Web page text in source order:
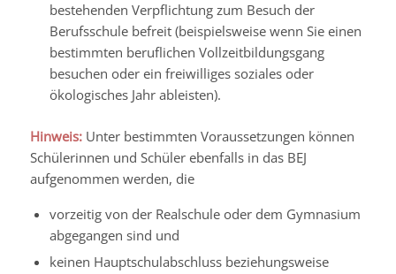
bestehenden Verpflichtung zum Besuch der
Berufsschule befreit (beispielsweise wenn Sie einen
bestimmten beruflichen Vollzeitbildungsgang
besuchen oder ein freiwilliges soziales oder
ökologisches Jahr ableisten).
Hinweis: Unter bestimmten Voraussetzungen können
Schülerinnen und Schüler ebenfalls in das BEJ
aufgenommen werden, die
vorzeitig von der Realschule oder dem Gymnasium
abgegangen sind und
keinen Hauptschulabschluss beziehungsweise